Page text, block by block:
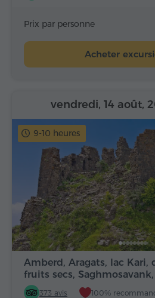
Prix par personne
Acheter
9-10 heures
Amberd, Aragats, lac Kari,
fruits secs,
373 avis 100%
vendredi, 14 août,